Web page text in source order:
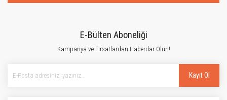
E-Bülten Aboneliği
Kampanya ve Fırsatlardan Haberdar Olun!
Kayıt Ol